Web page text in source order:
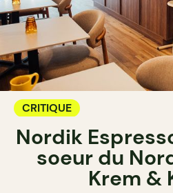
CRITIQUE
Nordik
soeur du
Krem &